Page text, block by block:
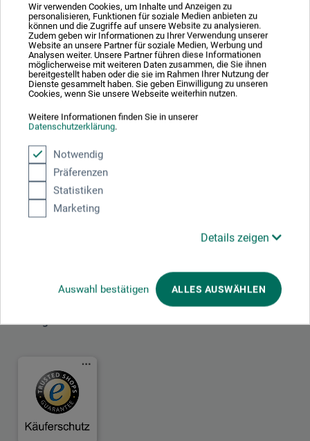
Wir verwenden Cookies, um Inhalte und Anzeigen zu
personalisieren, Funktionen für soziale Medien anbieten zu
können und die Zugriffe auf unsere Website zu analysieren.
Zudem geben wir Informationen zu Ihrer Verwendung unserer
Website an unsere Partner für soziale Medien, Werbung und
Analysen weiter. Unsere Partner führen diese Informationen
möglicherweise mit weiteren Daten zusammen, die Sie ihnen
bereitgestellt haben oder die sie im Rahmen Ihrer Nutzung der
Dienste gesammelt haben. Sie geben Einwilligung zu unseren
Cookies, wenn Sie unsere Webseite weiterhin nutzen.
Weitere Informationen finden Sie in unserer
Datenschutzerklärung.
Notwendig
Präferenzen
Statistiken
Marketing
Details zeigen
Auswahl bestätigen ALLES AUSWÄHLEN
Nachhaltig einkaufen
Mit diesem Logo möchten wir zeigen, dass wir Kunde bei Der Grüne Punkt –
Duales System Deutschland GmbH sind und unsere Verkaufsverpackungen
für Deutschland am dualen System Der Grüne Punkt beteiligen.
Weitere Informationen zu unserer Teilnahme können Sie diesem
entnehmen.
Das sagen unsere Kunden